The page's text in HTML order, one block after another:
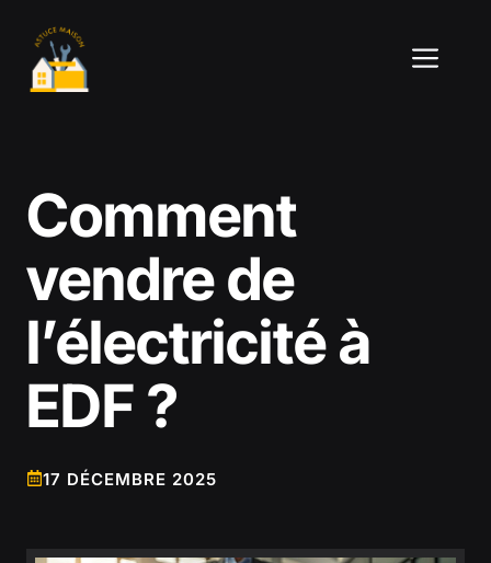
contenu
Comment
vendre de
l’électricité à
EDF ?
17 DÉCEMBRE 2025